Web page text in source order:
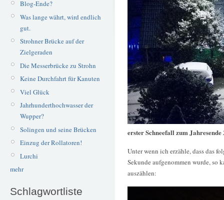
Blog-Ende?
Was lange währt, wird endlich
gut.
Strohner Brücke auf der
Zielgeraden
Die Messerbrücke zu Strohn
Keine Durchfahrt für Kanuten
Viel Glück
Jahrhunderthochwasser der
Wupper?
Solingen und seine Brücken
Einzug der Rollatoren!
Lurchi
mehr
Schlagwortliste
erster Schneefall zum Jahresende
Unter wenn ich erzähle, dass das
Sekunde aufgenommen wurde, so
auszählen: